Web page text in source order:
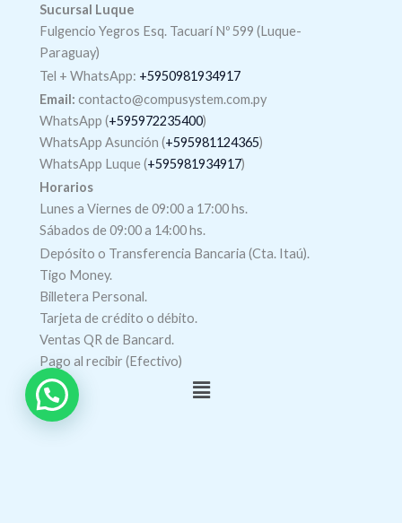
Sucursal Luque
Fulgencio Yegros Esq. Tacuarí Nº 599 (Luque-
Paraguay)
Tel + WhatsApp: +5950981934917
Email: contacto@compusystem.com.py
WhatsApp (+595972235400)
WhatsApp Asunción (+595981124365)
WhatsApp Luque (+595981934917)
Horarios
Lunes a Viernes de 09:00 a 17:00 hs.
Sábados de 09:00 a 14:00 hs.
Depósito o Transferencia Bancaria (Cta. Itaú).
Tigo Money.
Billetera Personal.
Tarjeta de crédito o débito.
Ventas QR de Bancard.
Pago al recibir (Efectivo)
Menú